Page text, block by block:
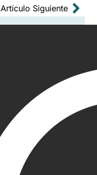
Artículo Siguiente